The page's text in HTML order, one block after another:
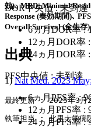
効)､ MRD: Minimal
Response (奏効期間)､
Overall Survival (全生存)
出典
1)Nat Med. 2023
最終更新 : 2025年3月
執筆担当 : 北里大学病
DOR中央値 : 未到達
6ヵ月DOR率 :
12ヵ月DOR率
24ヵ月DOR率
PFS中央値 : 未到達
6ヵ月PFS率 :
12ヵ月PFS率 :
24ヵ月PFS率 :